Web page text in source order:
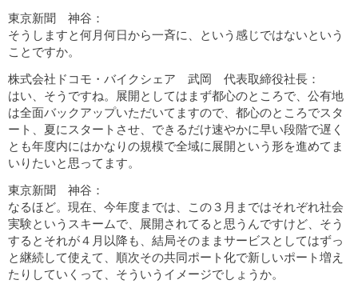
東京新聞 神谷：
そうしますと何月何日から一斉に、という感じではないという
ことですか。
株式会社ドコモ・バイクシェア 武岡 代表取締役社長：
はい、そうですね。展開としてはまず都心のところで、公有地
は全面バックアップいただいてますので、都心のところでスタ
ート、夏にスタートさせ、できるだけ速やかに早い段階で遅く
とも年度内にはかなりの規模で全域に展開という形を進めてま
いりたいと思ってます。
東京新聞 神谷：
なるほど。現在、今年度までは、この３月まではそれぞれ社会
実験というスキームで、展開されてると思うんですけど、そう
するとそれが４月以降も、結局そのままサービスとしてはずっ
と継続して使えて、順次その共同ポート化で新しいポート増え
たりしていくって、そういうイメージでしょうか。